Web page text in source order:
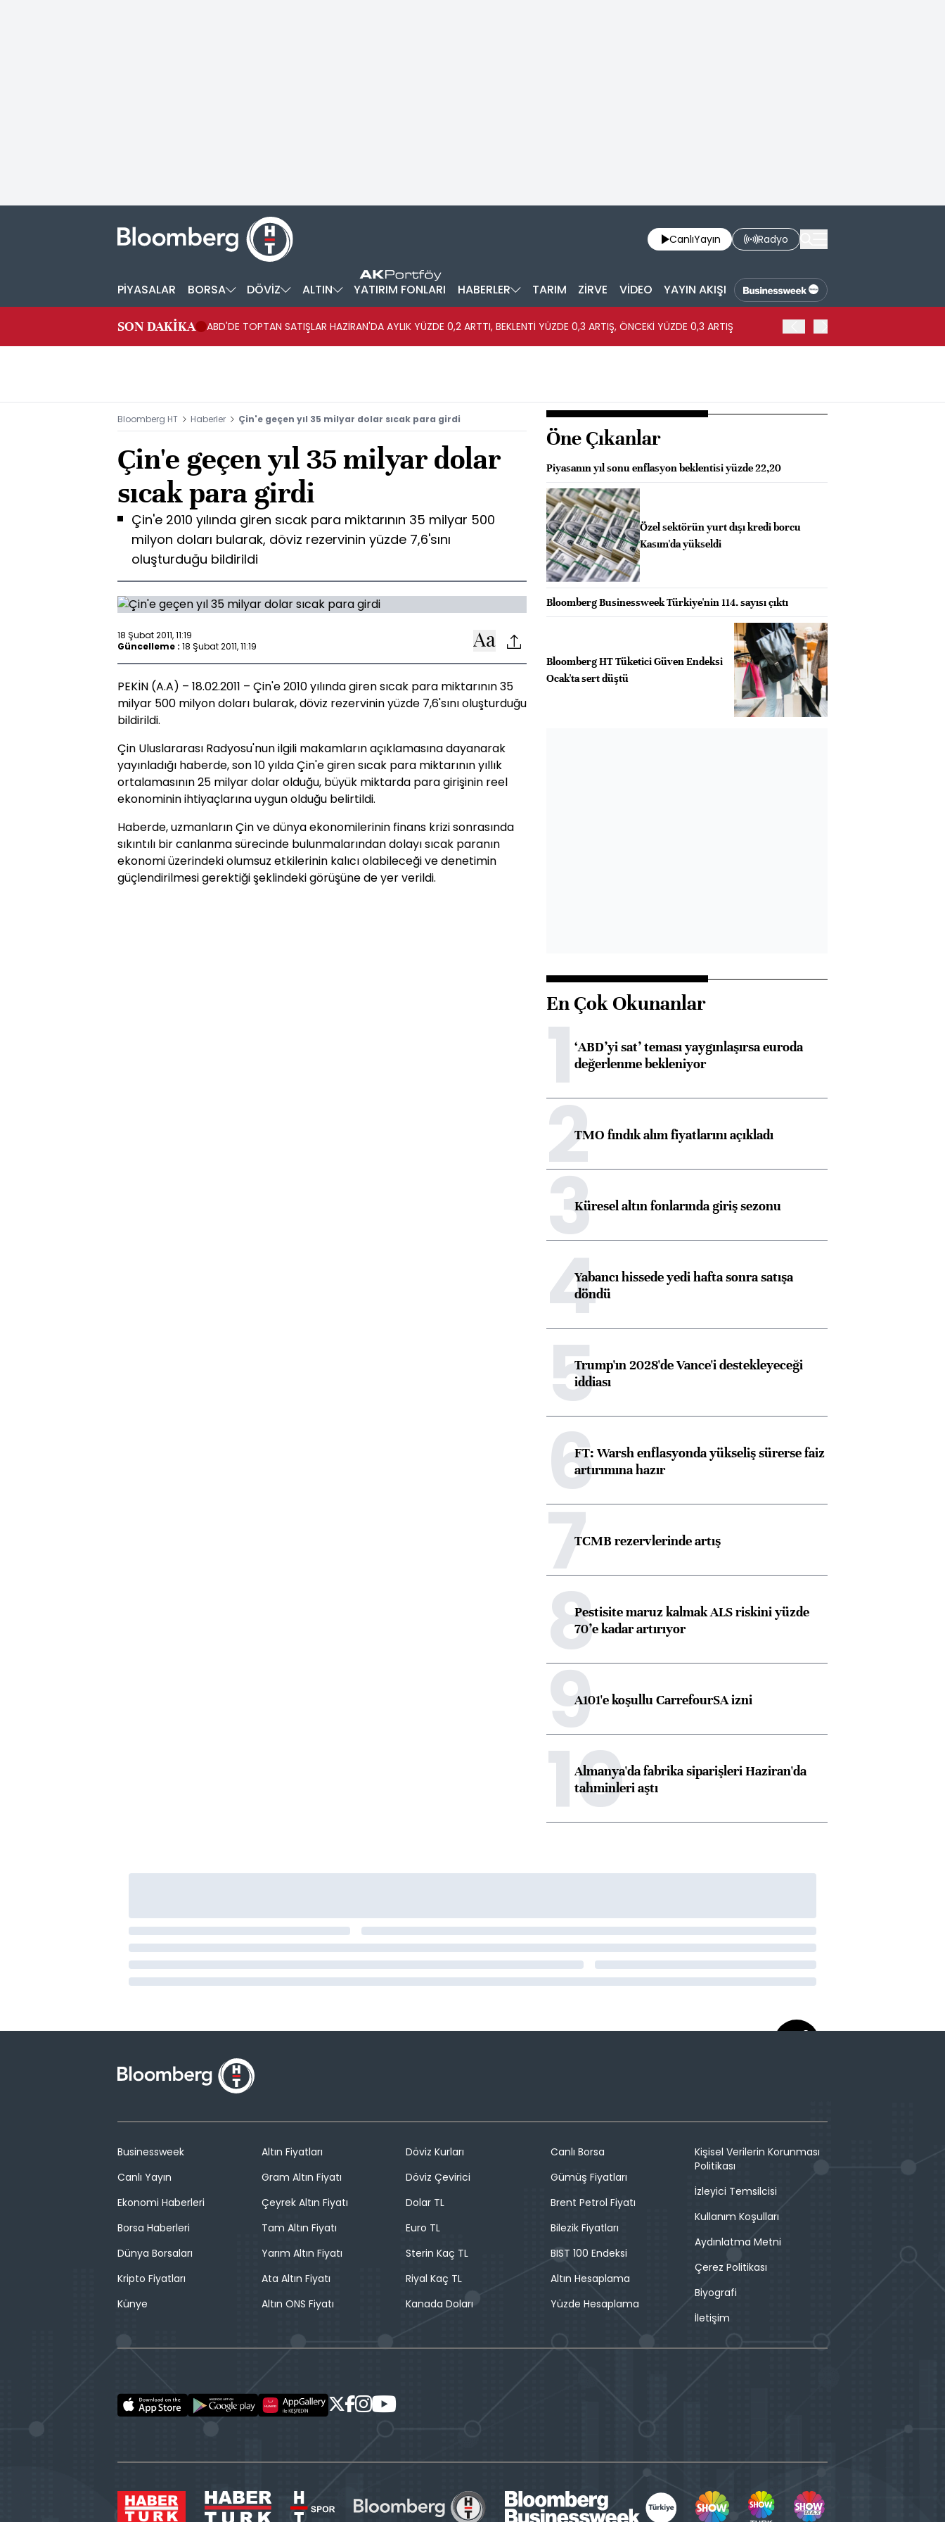
CanlıYayın Radyo
PİYASALAR BORSA DÖVİZ ALTIN YATIRIM FONLARI HABERLER TARIM ZİRVE VİDEO YAYIN AKIŞI
SON DAKİKA ABD'DE TOPTAN SATIŞLAR HAZİRAN'DA AYLIK YÜZDE 0,2 ARTTI, BEKLENTİ YÜZDE 0,3 ARTIŞ, ÖNCEKİ YÜZDE 0,3 ARTIŞ
Bloomberg HT Haberler Çin'e geçen yıl 35 milyar dolar sıcak para girdi
Çin'e geçen yıl 35 milyar dolar
sıcak para girdi
Çin'e 2010 yılında giren sıcak para miktarının 35 milyar 500
milyon doları bularak, döviz rezervinin yüzde 7,6'sını
oluşturduğu bildirildi
18 Şubat 2011, 11:19
Güncelleme : 18 Şubat 2011, 11:19
PEKİN (A.A) – 18.02.2011 – Çin'e 2010 yılında giren sıcak para miktarının 35
milyar 500 milyon doları bularak, döviz rezervinin yüzde 7,6'sını oluşturduğu
bildirildi.
Çin Uluslararası Radyosu'nun ilgili makamların açıklamasına dayanarak
yayınladığı haberde, son 10 yılda Çin'e giren sıcak para miktarının yıllık
ortalamasının 25 milyar dolar olduğu, büyük miktarda para girişinin reel
ekonominin ihtiyaçlarına uygun olduğu belirtildi.
Haberde, uzmanların Çin ve dünya ekonomilerinin finans krizi sonrasında
sıkıntılı bir canlanma sürecinde bulunmalarından dolayı sıcak paranın
ekonomi üzerindeki olumsuz etkilerinin kalıcı olabileceği ve denetimin
güçlendirilmesi gerektiği şeklindeki görüşüne de yer verildi.
Öne Çıkanlar
Piyasanın yıl sonu enflasyon beklentisi yüzde 22,20
Özel sektörün yurt dışı kredi borcu
Kasım'da yükseldi
Bloomberg Businessweek Türkiye'nin 114. sayısı çıktı
Bloomberg HT Tüketici Güven Endeksi
Ocak'ta sert düştü
En Çok Okunanlar
1‘ABD’yi sat’ teması yaygınlaşırsa euroda
değerlenme bekleniyor
2TMO fındık alım fiyatlarını açıkladı
3Küresel altın fonlarında giriş sezonu
4Yabancı hissede yedi hafta sonra satışa
döndü
5Trump'ın 2028'de Vance'i destekleyeceği
iddiası
6FT: Warsh enflasyonda yükseliş sürerse faiz
artırımına hazır
7TCMB rezervlerinde artış
8Pestisite maruz kalmak ALS riskini yüzde
70’e kadar artırıyor
9A101'e koşullu CarrefourSA izni
10
Almanya'da fabrika siparişleri Haziran'da
tahminleri aştı
Businessweek
Canlı Yayın
Ekonomi Haberleri
Borsa Haberleri
Dünya Borsaları
Kripto Fiyatları
Künye
Altın Fiyatları
Gram Altın Fiyatı
Çeyrek Altın Fiyatı
Tam Altın Fiyatı
Yarım Altın Fiyatı
Ata Altın Fiyatı
Altın ONS Fiyatı
Döviz Kurları
Döviz Çevirici
Dolar TL
Euro TL
Sterin Kaç TL
Riyal Kaç TL
Kanada Doları
Canlı Borsa
Gümüş Fiyatları
Brent Petrol Fiyatı
Bilezik Fiyatları
BIST 100 Endeksi
Altın Hesaplama
Yüzde Hesaplama
Kişisel Verilerin Korunması
Politikası
İzleyici Temsilcisi
Kullanım Koşulları
Aydınlatma Metni
Çerez Politikası
Biyografi
İletişim